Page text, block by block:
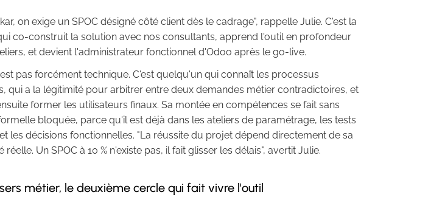
on exige un SPOC désigné côté client dès le cadrage", rappelle Julie. C'est la
co-construit la solution avec nos consultants, apprend l'outil en profondeur
et devient l'administrateur fonctionnel d'Odoo après le go-live.
pas forcément technique. C'est quelqu'un qui connaît les processus
qui a la légitimité pour arbitrer entre deux demandes métier contradictoires, et
former les utilisateurs finaux. Sa montée en compétences se fait sans
bloquée, parce qu'il est déjà dans les ateliers de paramétrage, les tests
les décisions fonctionnelles. "La réussite du projet dépend directement de sa
réelle. Un SPOC à 10 % n'existe pas, il fait glisser les délais", avertit Julie.
métier, le deuxième cercle qui fait vivre l'outil